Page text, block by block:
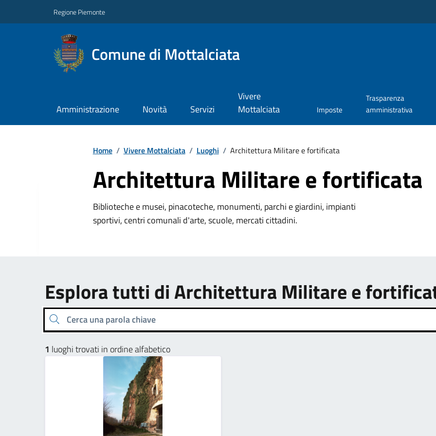
Regione Piemonte
Comune di Mottalciata
Amministrazione Novità Servizi
Vivere
Mottalciata
Imposte
Trasparenza
amministrativa
Home / Vivere Mottalciata / Luoghi / Architettura Militare e fortificata
Architettura Militare e fortificata
Biblioteche e musei, pinacoteche, monumenti, parchi e giardini, impianti
sportivi, centri comunali d'arte, scuole, mercati cittadini.
Esplora tutti di Architettura Militare e
Cerca una parola chiave
1 luoghi trovati in ordine alfabetico